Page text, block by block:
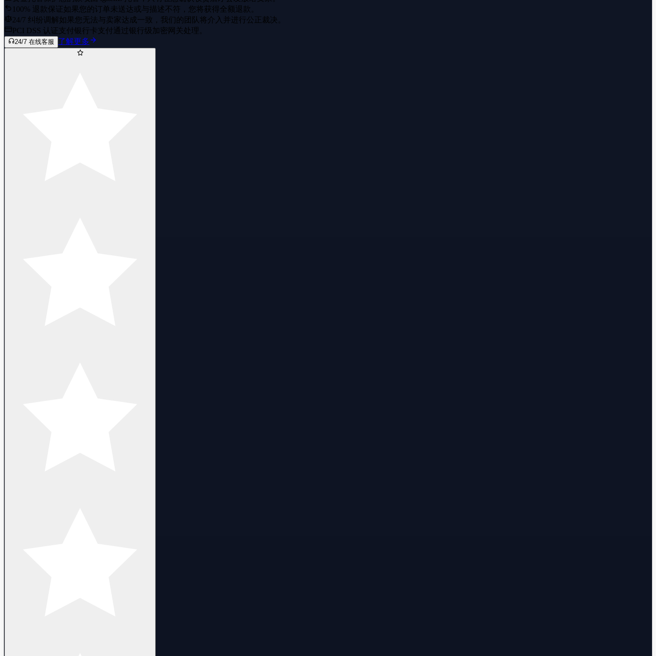
100% 退款保证如果您的订单未送达或与描述不符，您将获得全额退款。
24/7 纠纷调解如果您无法与卖家达成一致，我们的团队将介入并进行公正裁决。
PCI DSS 认证支付 银行卡支付通过银行级加密网关处理。
24/7 在线客服 了解更多